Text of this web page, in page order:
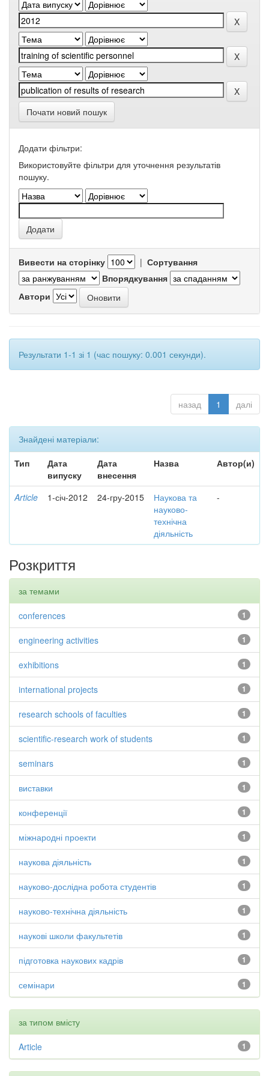
Почати новий пошук
Додати фільтри:
Використовуйте фільтри для уточнення результатів
пошуку.
Вивести на сторінку | Сортування
Впорядкування
Автори
Результати 1-1 зі 1 (час пошуку: 0.001 секунди).
назад 1 далі
Знайдені матеріали:
Тип
Дата
випуску
Дата
внесення
Назва Автор(и)
Article 1-січ-2012 24-гру-2015
Наукова та
науково-
технічна
діяльність
-
Розкриття
за темами
1
conferences
1
engineering activities
1
exhibitions
1
international projects
1
research schools of faculties
1
scientific-research work of students
1
seminars
1
виставки
1
конференції
1
міжнародні проекти
1
наукова діяльність
1
науково-дослідна робота студентів
1
науково-технічна діяльність
1
наукові школи факультетів
1
підготовка наукових кадрів
1
семінари
за типом вмісту
1
Article